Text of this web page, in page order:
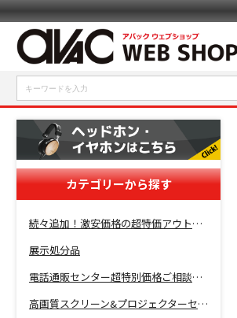
カテゴリーから探す
続々追加！激安価格の超特価アウトレットセール開催！
展示処分品
電話通販センター超特別価格ご相談コーナー！
高画質スクリーン&プロジェクターセット超特価！